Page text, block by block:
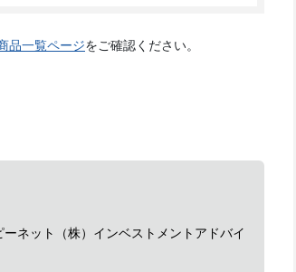
品一覧ページをご確認ください。
ネット（株）インベストメントアドバイ